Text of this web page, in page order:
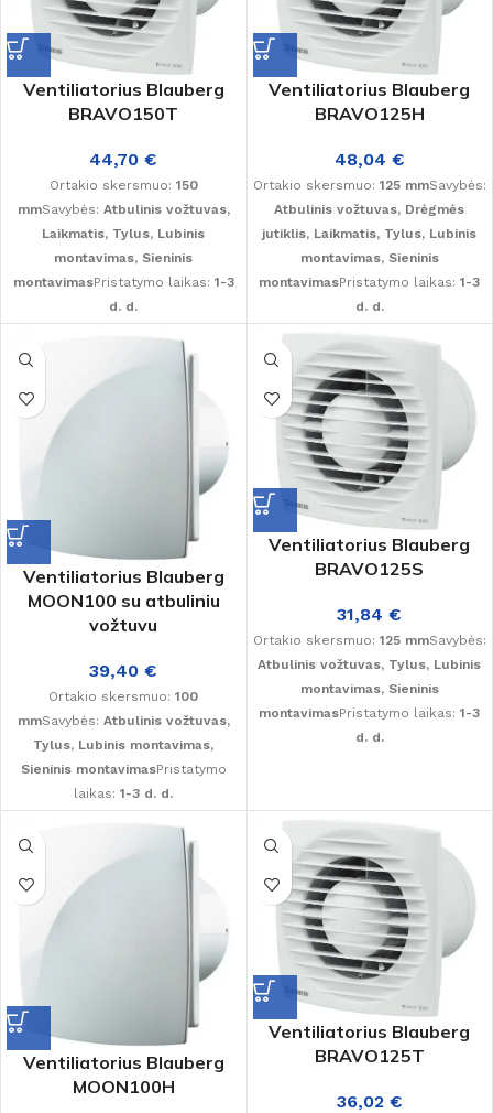
Ventiliatorius Blauberg
BRAVO150T
44,70€
Ortakio skersmuo: 150
mmSavybės: Atbulinis vožtuvas,
Laikmatis, Tylus, Lubinis
montavimas, Sieninis
montavimasPristatymo laikas: 1-3
d. d.
Ventiliatorius Blauberg
BRAVO125H
48,04 €
Ortakio skersmuo: 125 mmSavybės:
Atbulinis vožtuvas, Drėgmės
jutiklis, Laikmatis, Tylus, Lubinis
montavimas, Sieninis
montavimasPristatymo laikas:1-3
d. d.
Ventiliatorius Blauberg
MOON100 su atbuliniu
vožtuvu
39,40€
Ortakio skersmuo:100
mmSavybės: Atbulinis vožtuvas,
Tylus, Lubinis montavimas,
Sieninis montavimasPristatymo
laikas:1-3 d. d.
Ventiliatorius Blauberg
BRAVO125S
31,84€
Ortakio skersmuo: 125 mmSavybės:
Atbulinis vožtuvas, Tylus, Lubinis
montavimas, Sieninis
montavimasPristatymo laikas:1-3
d. d.
Ventiliatorius Blauberg
MOON100H
Ventiliatorius Blauberg
BRAVO125T
36,02 €